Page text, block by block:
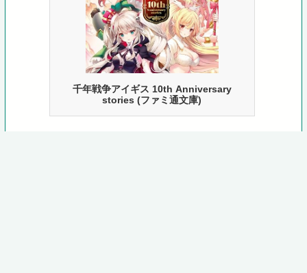
千年戦争アイギス 10th Anniversary
stories (ファミ通文庫)